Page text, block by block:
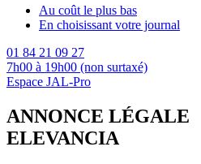
Au coût le plus bas
En choisissant votre journal
01 84 21 09 27
7h00 à 19h00 (non surtaxé)
Espace JAL-Pro
ANNONCE LÉGALE
ELEVANCIA